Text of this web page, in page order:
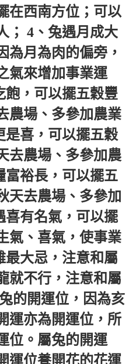
在西南方位；可以
； 4、兔遇月成大
為月為肉的偏旁，
氣來增加事業運
飽，可以擺五穀豐
農場、多參加農業
是喜，可以擺五穀
去農場、多參加農
富裕長，可以擺五
天去農場、多參加
喜有名氣，可以擺
氣、喜氣，使事業
最大忌，注意和屬
就不行，注意和屬
的開運位，因為亥
運亦為開運位，所
位。屬兔的開運
運位養開花的花運